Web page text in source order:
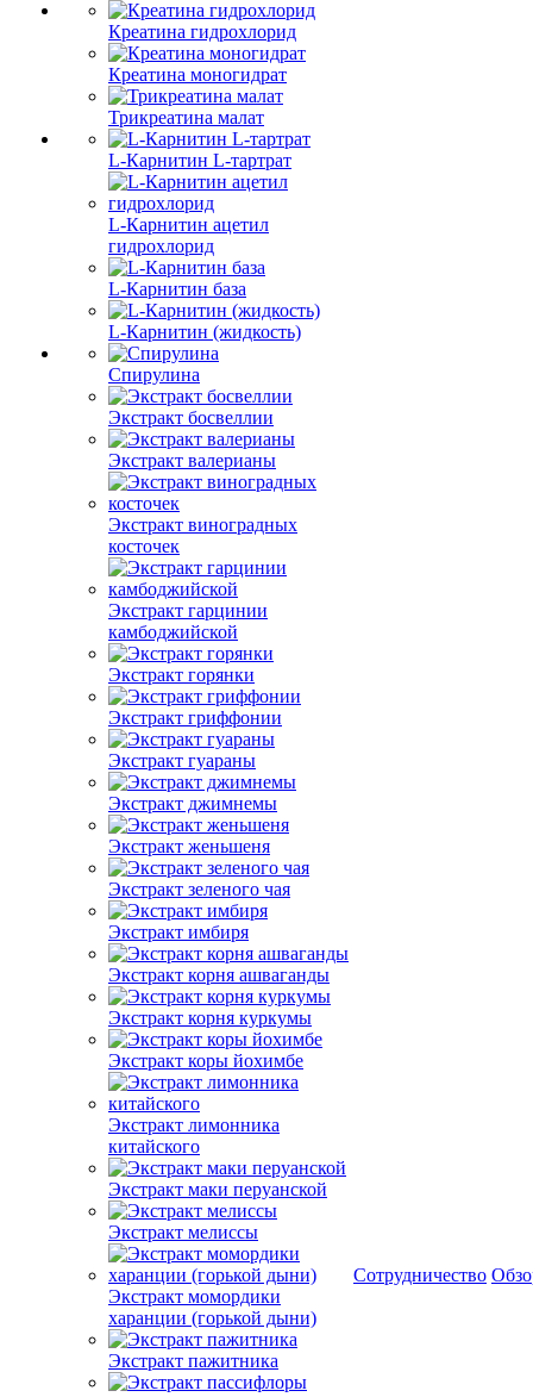
Креатина гидрохлорид
Креатина моногидрат
Трикреатина малат
L-Карнитин L-тартрат
L-Карнитин ацетил
гидрохлорид
L-Карнитин база
L-Карнитин (жидкость)
Спирулина
Экстракт босвеллии
Экстракт валерианы
Экстракт виноградных
косточек
Экстракт гарцинии
камбоджийской
Экстракт горянки
Экстракт гриффонии
Экстракт гуараны
Экстракт джимнемы
Экстракт женьшеня
Экстракт зеленого чая
Экстракт имбиря
Экстракт корня ашваганды
Экстракт корня куркумы
Экстракт коры йохимбе
Экстракт лимонника
китайского
Экстракт маки перуанской
Экстракт мелиссы
Экстракт момордики
харанции (горькой дыни)
Экстракт пажитника
Сотрудничество